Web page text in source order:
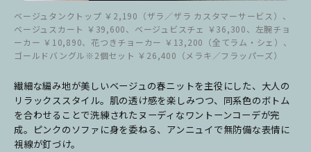
ベージュタンクトップ ￥2,190（ザラ／ザラ カスタマーサービス）、
ベージュスカート ￥39,600、ベージュビスチェ ￥36,300、左腕チョ
ーカー ￥10,890、花つきチョーカー ￥13,200（全てラム・シェ）、
ゴールドバングル※2個セット ￥26,400（メラキ／フラッパーズ）
繊細な編み地が美しいベージュの春ニットを主役にした、大人の
リラックススタイル。肌の透け感を楽しみつつ、同系色のボトム
を合わせることで洗練されたヌーディなワントーンコーデが完
成。ピンクのソファに身を委ねる、アンニュイで無防備な表情に
視線が釘づけ。